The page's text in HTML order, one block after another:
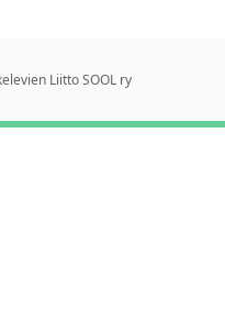
Liitto SOOL ry